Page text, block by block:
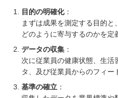
目的の明確化：
まずは成果を測定する目的
どのように寄与するのかを定
データの収集 ：
次に従業員の健康状態、生活
タ、及び従業員からのフィー
基準の確立 ：